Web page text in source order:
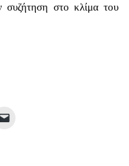
συζήτηση στο κλίμα του